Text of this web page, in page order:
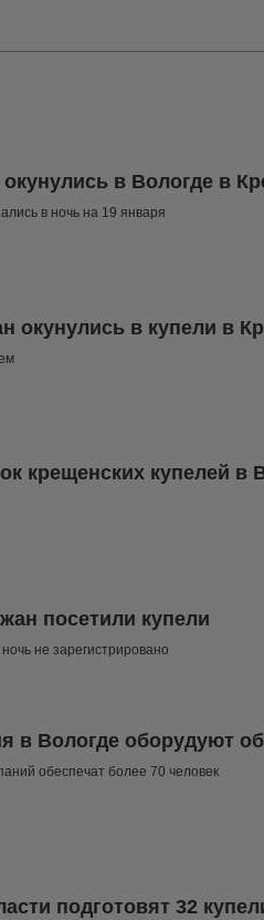
в Вологде в
в ночь на 19 января
окунулись в купели в
крещенских купелей в
посетили купели
не зарегистрировано
в Вологде оборудуют
обеспечат более 70 человек
подготовят 32